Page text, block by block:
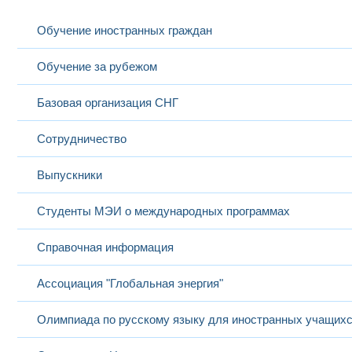
Обучение иностранных граждан
Обучение за рубежом
Базовая организация СНГ
Сотрудничество
Выпускники
Студенты МЭИ о международных программах
Справочная информация
Ассоциация "Глобальная энергия"
Олимпиада по русскому языку для иностранных